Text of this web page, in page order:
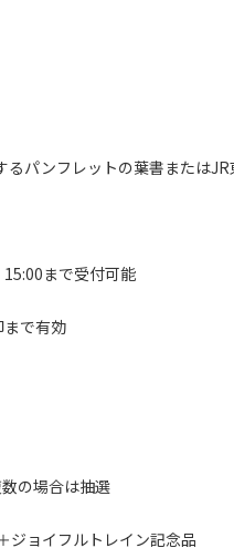
パンフレットの葉書または
まで受付可能
で有効
の場合は抽選
ョイフルトレイン記念品